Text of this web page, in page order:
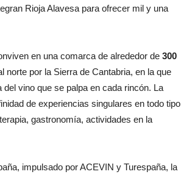
Rioja Alavesa para ofrecer mil y una
en una comarca de alrededor de 300
norte por la Sierra de Cantabria, en la que
vino que se palpa en cada rincón. La
de experiencias singulares en todo tipo
gastronomía, actividades en la
impulsado por ACEVIN y Turespaña, la